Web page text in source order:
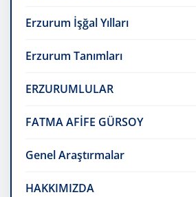
Erzurum İşğal Yılları
Erzurum Tanımları
ERZURUMLULAR
FATMA AFİFE GÜRSOY
Genel Araştırmalar
HAKKIMIZDA